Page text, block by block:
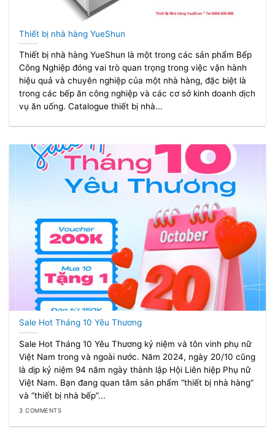
Thiết bị nhà hàng YueShun
Thiết bị nhà hàng YueShun là một trong các sản phẩm Bếp
Công Nghiệp đóng vai trò quan trọng trong việc vận hành
hiệu quả và chuyên nghiệp của một nhà hàng, đặc biệt là
trong các bếp ăn công nghiệp và các cơ sở kinh doanh dịch
vụ ăn uống. Catalogue thiết bị nhà...
Sale Hot Tháng 10 Yêu Thương
Sale Hot Tháng 10 Yêu Thương kỷ niệm và tôn vinh phụ nữ
Việt Nam trong và ngoài nước. Năm 2024, ngày 20/10 cũng
là dịp kỷ niệm 94 năm ngày thành lập Hội Liên hiệp Phụ nữ
Việt Nam. Bạn đang quan tâm sản phẩm “thiết bị nhà hàng”
và “thiết bị nhà bếp”...
3 COMMENTS